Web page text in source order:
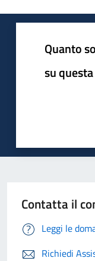
Quanto
su
Contatta il
Leggi le
Richiedi